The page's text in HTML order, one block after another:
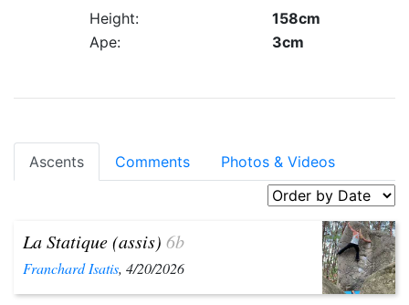
Height:
158cm
Ape:
3cm
Ascents Comments Photos & Videos
La Statique (assis) 6b
Franchard Isatis, 4/20/2026